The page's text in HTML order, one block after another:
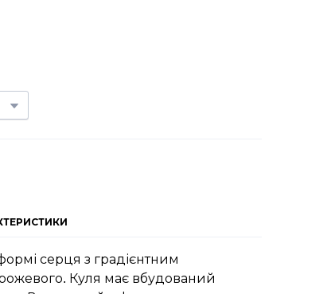
серця з градієнтним
Куля має вбудований